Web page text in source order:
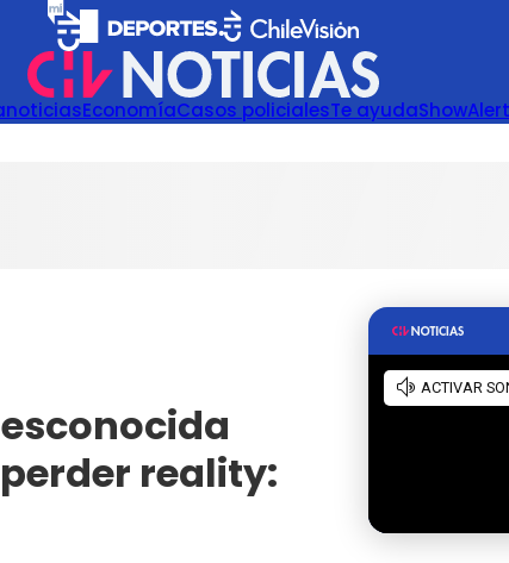
EconomíaCasos policialesTe ayudaShow
reality: